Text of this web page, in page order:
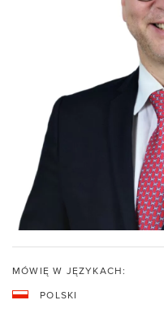
MÓWIĘ W JĘZYKACH:
POLSKI